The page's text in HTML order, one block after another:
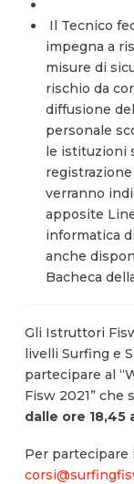
Il Tecnico
impegna a
misure di
rischio da
diffusione
personale
le istituzioni
verranno
apposite
informatica
anche
Bacheca
Gli Istruttori
livelli Surfing e
partecipare al
Fisw 2021” che
dalle ore 18,45
Per partecipare